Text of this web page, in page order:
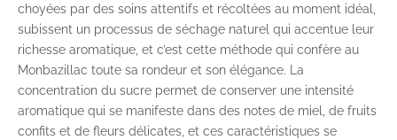
choyées par des soins attentifs et récoltées au moment idéal,
subissent un processus de séchage naturel qui accentue leur
richesse aromatique, et c’est cette méthode qui confère au
Monbazillac toute sa rondeur et son élégance. La
concentration du sucre permet de conserver une intensité
aromatique qui se manifeste dans des notes de miel, de fruits
confits et de fleurs délicates, et ces caractéristiques se